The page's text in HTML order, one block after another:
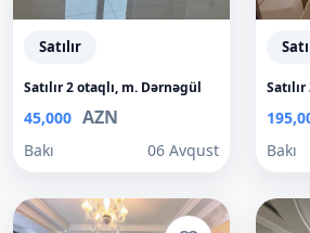
Satılır
Satılır 2 otaqlı, m. Dərnəgül
45,000 AZN
Bakı 06 Avqust Bakı